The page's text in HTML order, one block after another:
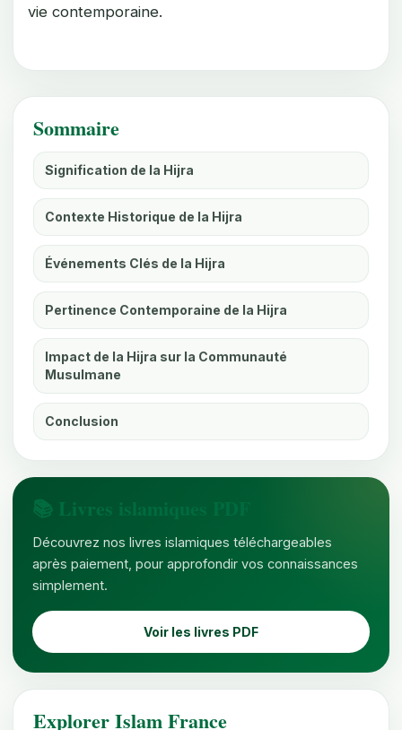
vie contemporaine.
Sommaire
Signification de la Hijra
Contexte Historique de la Hijra
Événements Clés de la Hijra
Pertinence Contemporaine de la Hijra
Impact de la Hijra sur la Communauté
Musulmane
Conclusion
📚 Livres islamiques PDF
Découvrez nos livres islamiques téléchargeables
après paiement, pour approfondir vos connaissances
simplement.
Voir les livres PDF
Explorer Islam France